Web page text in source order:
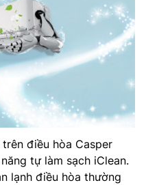
điều hòa Casper
tự làm sạch iClean.
lạnh điều hòa thường